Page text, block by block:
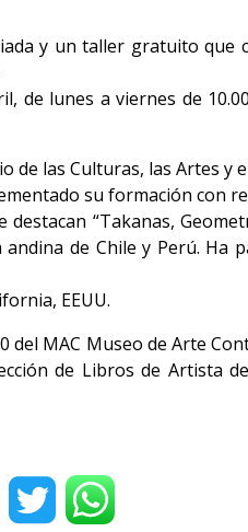
y un taller gratuito
de lunes a viernes de
las Culturas, las Artes y
su formación con
“Takanas,
de Chile y Perú. Ha
EEUU.
MAC Museo de Arte
de Libros de Artista